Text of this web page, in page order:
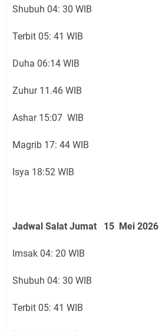
Shubuh 04: 30 WIB
Terbit 05: 41 WIB
Duha 06:14 WIB
Zuhur 11.46 WIB
Ashar 15:07 WIB
Magrib 17: 44 WIB
Isya 18:52 WIB
Jadwal Salat Jumat 15 Mei 2026
Imsak 04: 20 WIB
Shubuh 04: 30 WIB
Terbit 05: 41 WIB